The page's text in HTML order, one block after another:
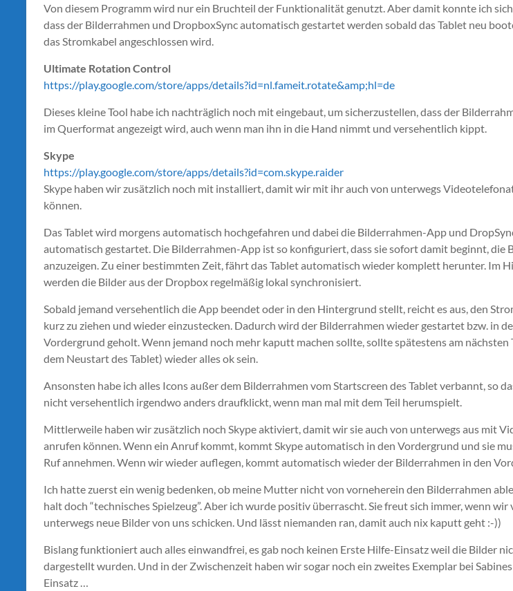
Von diesem Programm wird nur ein Bruchteil der Funktionalität genutzt. Aber damit konnte ich
dass der Bilderrahmen und DropboxSync automatisch gestartet werden sobald das Tablet neu
das Stromkabel angeschlossen wird.
Ultimate Rotation Control
https://play.google.com/store/apps/details?id=nl.fameit.rotate&amp;hl=de
Dieses kleine Tool habe ich nachträglich noch mit eingebaut, um sicherzustellen, dass der
im Querformat angezeigt wird, auch wenn man ihn in die Hand nimmt und versehentlich kippt.
Skype
https://play.google.com/store/apps/details?id=com.skype.raider
Skype haben wir zusätzlich noch mit installiert, damit wir mit ihr auch von unterwegs
können.
Das Tablet wird morgens automatisch hochgefahren und dabei die Bilderrahmen-App und
automatisch gestartet. Die Bilderrahmen-App ist so konfiguriert, dass sie sofort damit beginnt, die
anzuzeigen. Zu einer bestimmten Zeit, fährt das Tablet automatisch wieder komplett herunter. Im
werden die Bilder aus der Dropbox regelmäßig lokal synchronisiert.
Sobald jemand versehentlich die App beendet oder in den Hintergrund stellt, reicht es aus, den
kurz zu ziehen und wieder einzustecken. Dadurch wird der Bilderrahmen wieder gestartet bzw. in
Vordergrund geholt. Wenn jemand noch mehr kaputt machen sollte, sollte spätestens am nächsten
dem Neustart des Tablet) wieder alles ok sein.
Ansonsten habe ich alles Icons außer dem Bilderrahmen vom Startscreen des Tablet verbannt, so
nicht versehentlich irgendwo anders draufklickt, wenn man mal mit dem Teil herumspielt.
Mittlerweile haben wir zusätzlich noch Skype aktiviert, damit wir sie auch von unterwegs aus mit
anrufen können. Wenn ein Anruf kommt, kommt Skype automatisch in den Vordergrund und sie
Ruf annehmen. Wenn wir wieder auflegen, kommt automatisch wieder der Bilderrahmen in den
Ich hatte zuerst ein wenig bedenken, ob meine Mutter nicht von vorneherein den Bilderrahmen
halt doch “technisches Spielzeug”. Aber ich wurde positiv überrascht. Sie freut sich immer, wenn wir
unterwegs neue Bilder von uns schicken. Und lässt niemanden ran, damit auch nix kaputt geht :-))
Bislang funktioniert auch alles einwandfrei, es gab noch keinen Erste Hilfe-Einsatz weil die Bilder
dargestellt wurden. Und in der Zwischenzeit haben wir sogar noch ein zweites Exemplar bei
Einsatz …